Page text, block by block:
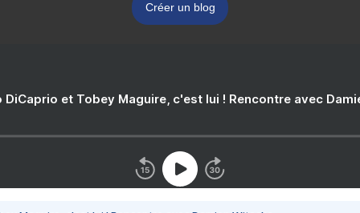
Créer un blog
DiCaprio et Tobey Maguire, c'est lui ! Rencontre avec